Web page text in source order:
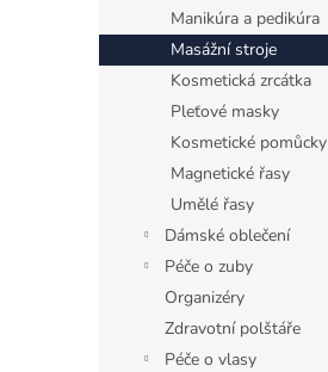
Manikúra a pedikúra
Masážní stroje
Kosmetická zrcátka
Pleťové masky
Kosmetické pomůcky
Magnetické řasy
Umělé řasy
Dámské oblečení
Péče o zuby
Organizéry
Zdravotní polštáře
Péče o vlasy